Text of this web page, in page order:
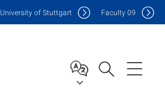
University of Stuttgart Faculty09